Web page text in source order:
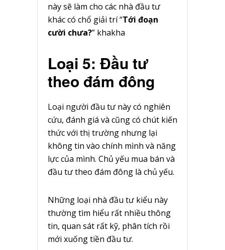
này sẽ làm cho các nhà đầu tư
khác có chổ giải trí “Tới đoạn
cười chưa?” khakha
Loại 5: Đầu tư
theo đám đông
Loại người đầu tư này có nghiên
cứu, đánh giá và cũng có chút kiến
thức với thị trường nhưng lại
không tin vào chính mình và năng
lực của mình. Chủ yếu mua bán và
đầu tư theo đám đông là chủ yếu.
Những loại nhà đầu tư kiểu này
thường tìm hiểu rất nhiều thông
tin, quan sát rất kỹ, phân tích rồi
mới xuống tiền đầu tư.